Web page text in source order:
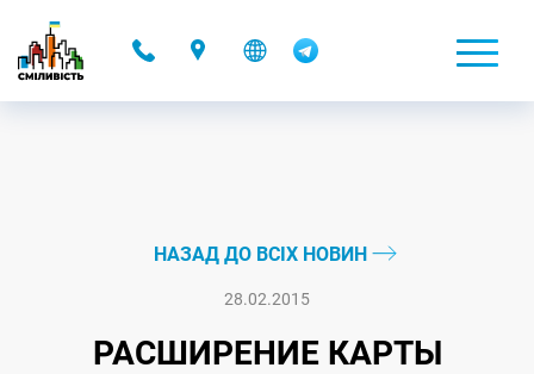
НАЗАД ДО ВСІХ НОВИН
28.02.2015
РАСШИРЕНИЕ КАРТЫ